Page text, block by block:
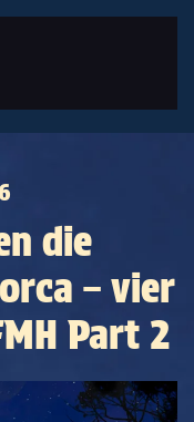
die
– vier
Part 2